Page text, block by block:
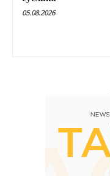
05.08.2026